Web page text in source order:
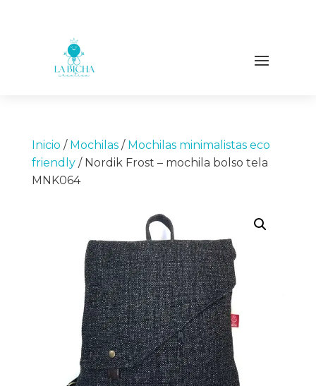
Inicio / Mochilas/ Mochilas minimalistas eco
friendly/ Nordik Frost – mochila bolso tela
MNK064